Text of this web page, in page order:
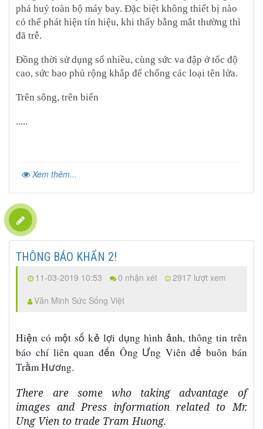
phá huỷ toàn bộ máy bay. Đặc biệt không thiết bị nào
có thể phát hiện tín hiệu, khi thấy bằng mắt thường thì
đã trễ.
Đồng thời sử dụng số nhiều, cùng sức va đập ở tốc độ
cao, sức bao phủ rộng khắp để chống các loại tên lửa.
Trên sông, trên biển
.....
Xem thêm...
THÔNG BÁO KHẨN 2!
11-03-2019 10:53 0 nhận xét
2917 lượt xem
Văn Minh Sức Sống Việt
Hiện có một số kẻ lợi dụng hình ảnh, thông tin trên
báo chí liên quan đến Ông Ưng Viênđể buôn bán
Trầm Hương.
There are some who taking advantage of
images and Press information related to Mr.
Ung Vien to trade Tram Huong.